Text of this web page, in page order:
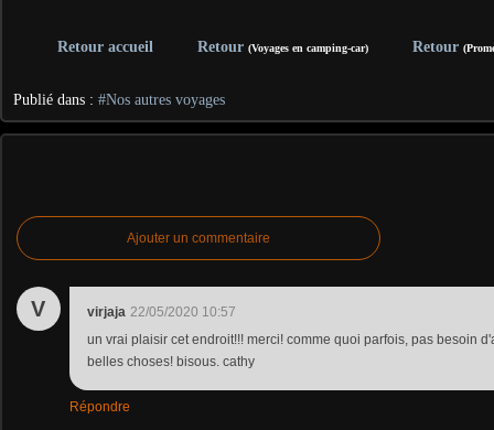
Retour accueil Retour (Voyages en camping-car) Retour
Publié dans : #Nos autres voyages
Ajouter un commentaire
V virjaja 22/05/2020 10:57
un vrai plaisir cet endroit!!! merci! comme quoi parfois, pas besoin
belles choses! bisous. cathy
Répondre